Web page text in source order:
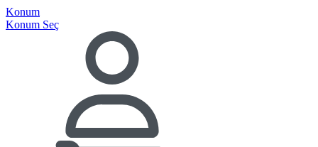
Konum
Konum Seç